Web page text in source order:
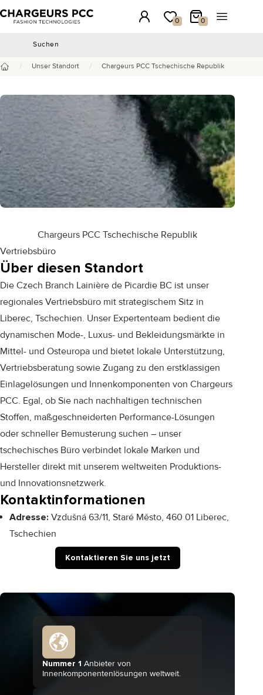
Chargeurs PCC Anmeldung
0
Meine Wunschliste
0
Mein Warenkorb
Menü
Suchen
/ Unser Standort / Chargeurs PCC Tschechische Republik
Chargeurs PCC Tschechische Republik
Vertriebsbüro
Über diesen Standort
Die Czech Branch Lainière de Picardie BC ist unser
regionales Vertriebsbüro mit strategischem Sitz in
Liberec, Tschechien. Unser Expertenteam bedient die
dynamischen Mode-, Luxus- und Bekleidungsmärkte in
Mittel- und Osteuropa und bietet lokale Unterstützung,
Vertriebsberatung sowie Zugang zu den erstklassigen
Einlagelösungen und Innenkomponenten von Chargeurs
PCC. Egal, ob Sie nach nachhaltigen technischen
Stoffen, maßgeschneiderten Performance-Lösungen
oder schneller Bemusterung suchen – unser
tschechisches Büro verbindet lokale Marken und
Hersteller direkt mit unserem weltweiten Produktions-
und Innovationsnetzwerk.
Kontaktinformationen
Adresse: Vzdušná 63/11, Staré Město, 460 01 Liberec,
Tschechien
Kontaktieren Sie uns jetzt
Nummer 1 Anbieter von
Innenkomponentenlösungen weltweit.